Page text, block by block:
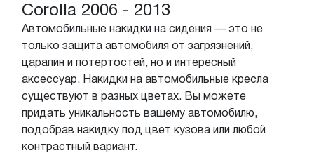
Corolla 2006 - 2013
Автомобильные накидки на сидения — это не
только защита автомобиля от загрязнений,
царапин и потертостей, но и интересный
аксессуар. Накидки на автомобильные кресла
существуют в разных цветах. Вы можете
придать уникальность вашему автомобилю,
подобрав накидку под цвет кузова или любой
контрастный вариант.